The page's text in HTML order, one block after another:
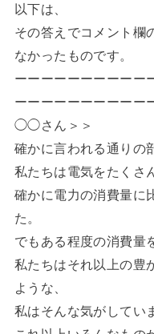
以下は、
その答えでコメント欄
なかったものです。
ーーーーーーーーーー
ーーーーーーーーーー
◯◯さん＞＞
確かに言われる通りの
私たちは電気をたくさ
確かに電力の消費量に
た。
でもある程度の消費量
私たちはそれ以上の豊
ような、
私はそんな気がしてい